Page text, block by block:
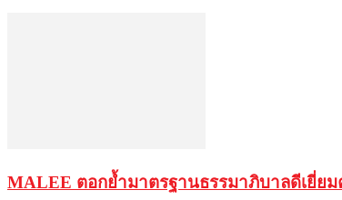
MALEE ตอกย้ำมาตรฐานธรรมาภิบาลดีเยี่ย